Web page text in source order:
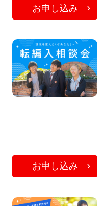
お申し込み
お申し込み